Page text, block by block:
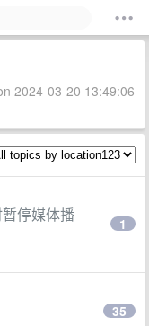
2024-03-20 13:49:06
停媒体播
1
35